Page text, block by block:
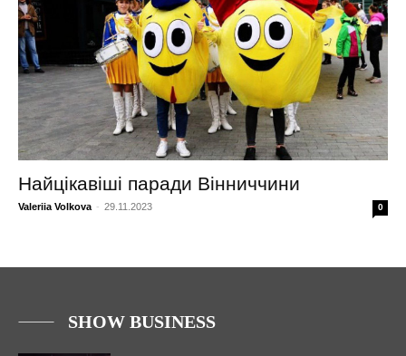
Найцікавіші паради Вінниччини
Valeriia Volkova - 29.11.2023 0
SHOW BUSINESS